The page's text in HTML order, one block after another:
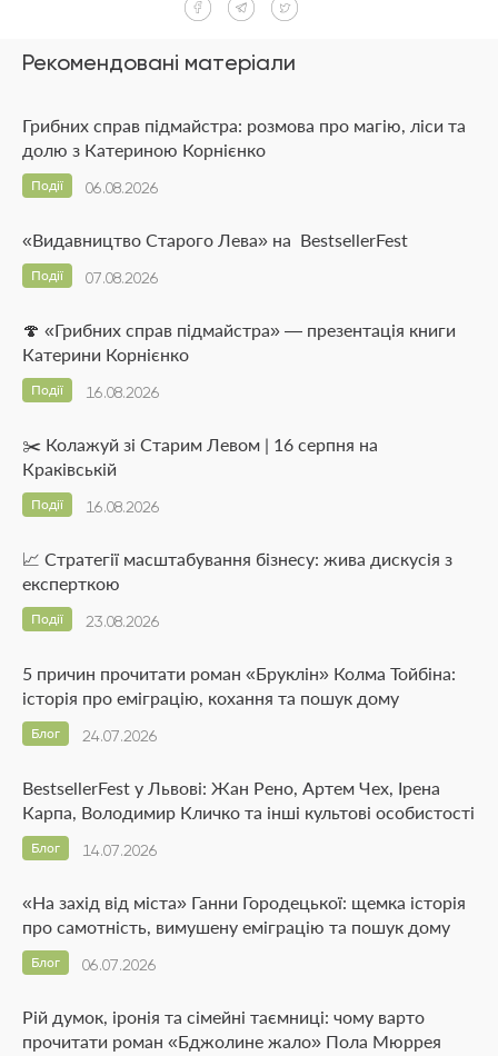
Рекомендовані матеріали
Грибних справ підмайстра: розмова про магію, ліси та
долю з Катериною Корнієнко
06.08.2026
Події
«Видавництво Старого Лева» на BestsellerFest
07.08.2026
Події
🍄 «Грибних справ підмайстра» — презентація книги
Катерини Корнієнко
16.08.2026
Події
✂️ Колажуй зі Старим Левом | 16 серпня на
Краківській
16.08.2026
Події
📈 Стратегії масштабування бізнесу: жива дискусія з
експерткою
23.08.2026
Події
5 причин прочитати роман «Бруклін» Колма Тойбіна:
історія про еміграцію, кохання та пошук дому
24.07.2026
Блог
BestsellerFest у Львові: Жан Рено, Артем Чех, Ірена
Карпа, Володимир Кличко та інші культові особистості
14.07.2026
Блог
«На захід від міста» Ганни Городецької: щемка історія
про самотність, вимушену еміграцію та пошук дому
06.07.2026
Блог
Рій думок, іронія та сімейні таємниці: чому варто
прочитати роман «Бджолине жало» Пола Мюррея